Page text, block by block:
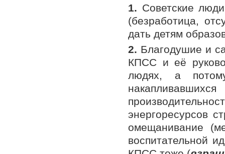
1. Советские
(безработица,
дать детям
2. Благодушие и
КПСС и её
людях, а
энергоресурсов
омещанивание
воспитательной